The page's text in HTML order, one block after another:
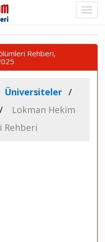
Rehberi,
Üniversiteler
Lokman Hekim
Rehberi